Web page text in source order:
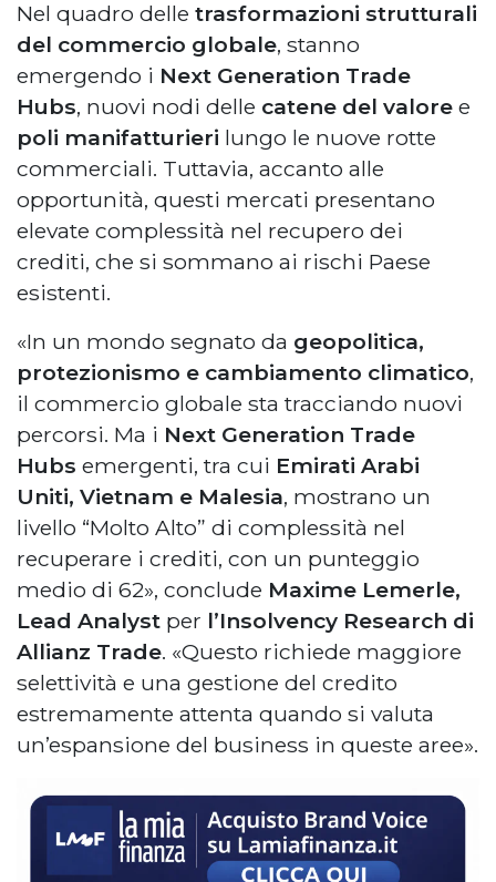
Nel quadro delle trasformazioni strutturali
del commercio globale, stanno
emergendo i Next Generation Trade
Hubs, nuovi nodi delle catene del valore e
poli manifatturieri lungo le nuove rotte
commerciali. Tuttavia, accanto alle
opportunità, questi mercati presentano
elevate complessità nel recupero dei
crediti, che si sommano ai rischi Paese
esistenti.
«In un mondo segnato da geopolitica,
protezionismo e cambiamento climatico,
il commercio globale sta tracciando nuovi
percorsi. Ma i Next Generation Trade
Hubs emergenti, tra cui Emirati Arabi
Uniti, Vietnam e Malesia, mostrano un
livello “Molto Alto” di complessità nel
recuperare i crediti, con un punteggio
medio di 62», conclude Maxime Lemerle,
Lead Analyst per l’Insolvency Research di
Allianz Trade. «Questo richiede maggiore
selettività e una gestione del credito
estremamente attenta quando si valuta
un’espansione del business in queste aree».